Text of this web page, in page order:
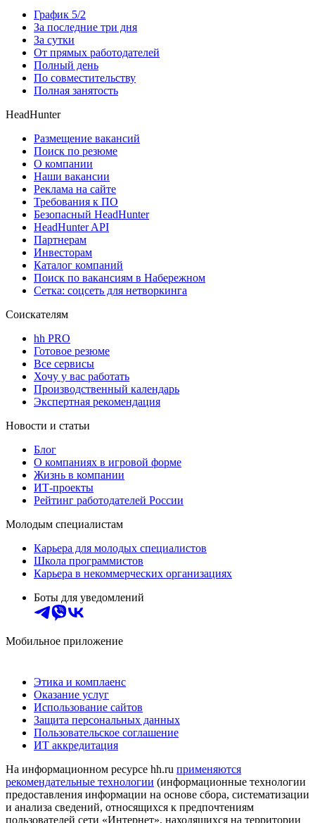
График 5/2
За последние три дня
За сутки
От прямых работодателей
Полный день
По совместительству
Полная занятость
HeadHunter
Размещение вакансий
Поиск по резюме
О компании
Наши вакансии
Реклама на сайте
Требования к ПО
Безопасный HeadHunter
HeadHunter API
Партнерам
Инвесторам
Каталог компаний
Поиск по вакансиям в Набережном
Сетка: соцсеть для нетворкинга
Соискателям
hh PRO
Готовое резюме
Все сервисы
Хочу у вас работать
Производственный календарь
Экспертная рекомендация
Новости и статьи
Блог
О компаниях в игровой форме
Жизнь в компании
ИТ-проекты
Рейтинг работодателей России
Молодым специалистам
Карьера для молодых специалистов
Школа программистов
Карьера в некоммерческих организациях
Боты для уведомлений
Мобильное приложение
Этика и комплаенс
Оказание услуг
Использование сайтов
Защита персональных данных
Пользовательское соглашение
ИТ аккредитация
На информационном ресурсе hh.ru применяются
рекомендательные технологии (информационные технологии
предоставления информации на основе сбора, систематизации
и анализа сведений, относящихся к предпочтениям
пользователей сети «Интернет», находящихся на территории